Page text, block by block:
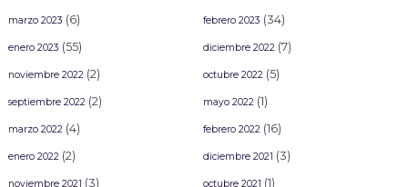
marzo 2023 (6) febrero 2023 (34)
enero 2023 (55) diciembre 2022 (7)
noviembre 2022 (2) octubre 2022 (5)
septiembre 2022 (2) mayo 2022 (1)
marzo 2022 (4) febrero 2022 (16)
enero 2022 (2) diciembre 2021 (3)
noviembre 2021 (3) octubre 2021 (1)